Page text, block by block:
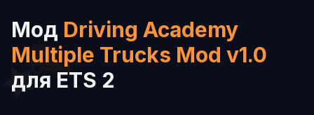
Мод Driving Academy
Multiple Trucks Mod v1.0
для ETS 2